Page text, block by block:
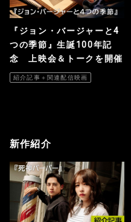
『ジョン・バージャーと4
つの季節』生誕100年記
念 上映会＆トークを開催
紹介記事＋関連配信映画
新作紹介